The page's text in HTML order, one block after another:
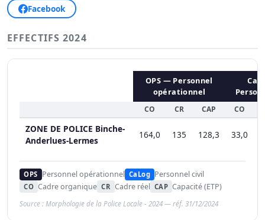
Facebook
EFFECTIFS 2024
OPS — Personnel
opérationnel
CO CR CAP CO
ZONE DE POLICE Binche-
Anderlues-Lermes
164,0 135 128,3 33,0
OPS Personnel opérationnel CaLog Personnel civil
CO Cadre organique CR Cadre réel CAP Capacité (ETP)
Source : Morphologie de la Police Locale - 2024 — réf. 31/12/2024